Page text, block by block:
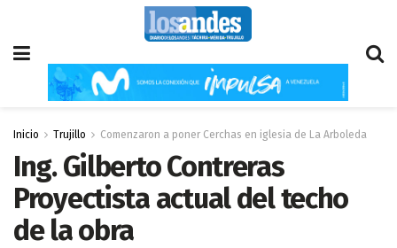
Inicio Trujillo Comenzaron a poner Cerchas en iglesia de La Arboleda
Ing. Gilberto Contreras
Proyectista actual del techo
de la obra